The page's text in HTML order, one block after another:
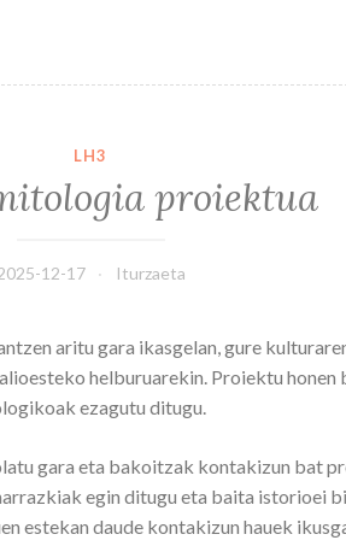
LH3
proiektua
12-17 Iturzaeta
aritu gara ikasgelan, gure
helburuarekin. Proiektu honen
ezagutu ditugu.
gara eta bakoitzak kontakizun bat
egin ditugu eta baita istorioei
estekan daude kontakizun hauek